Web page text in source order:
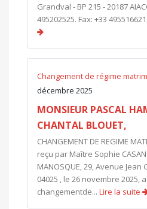
Grandval - BP 215 - 20187
495202525. Fax: +33
Changement de régime
décembre 2025
MONSIEUR PASCAL
CHANTAL BLOUET,
CHANGEMENT DE REGIME
reçu par Maître Sophie
MANOSQUE, 29, Avenue Jean
04025 , le 26 novembre 2025,
changementde... Lire la suite